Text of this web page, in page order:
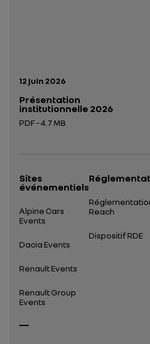
Date de publication:
12 juin 2026
Présentation
institutionnelle 2026
PDF - 4.7 MB
Sites
événementiels
Alpine Cars
Events
Dacia Events
Renault Events
Renault Group
Events
Reach
Dispositif RDE